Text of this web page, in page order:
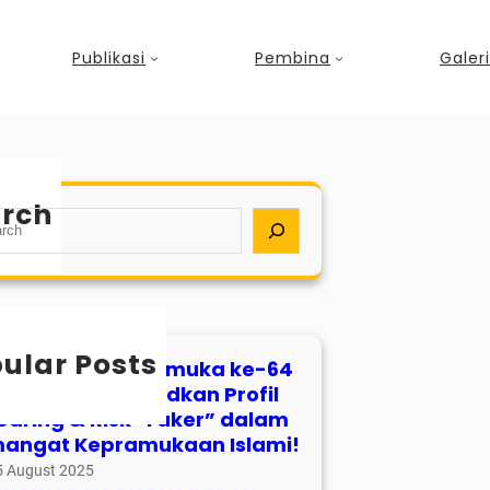
Publikasi Pembina Galeri
Posts
Hari Pramuka ke-64
Al Irsyad: Wujudkan Profil
& Risk-Taker” dalam
Kepramukaan Islami!
August 2025